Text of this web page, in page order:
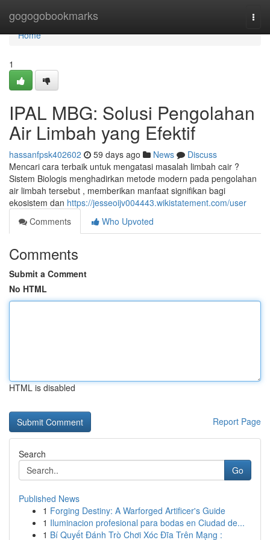
gogogobookmarks
Home
Home
1
IPAL MBG: Solusi Pengolahan
Air Limbah yang Efektif
hassanfpsk402602 59 days ago News
Discuss
Mencari cara terbaik untuk mengatasi masalah limbah cair ?
Sistem Biologis menghadirkan metode modern pada pengolahan
air limbah tersebut , memberikan manfaat signifikan bagi
ekosistem dan https://jesseoijv004443.wikistatement.com/user
Comments
Who Upvoted
Comments
Submit a Comment
No HTML
HTML is disabled
Report Page
Search
Go
Published News
1 Forging Destiny: A Warforged Artificer's Guide
1 Iluminacion profesional para bodas en Ciudad de...
1 Bí Quyết Đánh Trò Chơi Xóc Đĩa Trên Mạng :